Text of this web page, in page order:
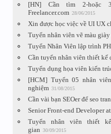
[HN] Cần tìm 2-hoặc
Freelancer.com 28/06/2015
Xin được học việc về UI UX
Tuyển nhân viên vẽ màu
Tuyển Nhân Viên lập trình
Cần tuyển nhân viên thiết kế
Tuyển dụng họa viên kiến
[HCM] Tuyển 05 nhân
nghiệm 31/08/2015
Cần vài bạn SEOer để seo
Senior Front-end Developer
Tuyển nhân viên thiết kế
gian 30/09/2015